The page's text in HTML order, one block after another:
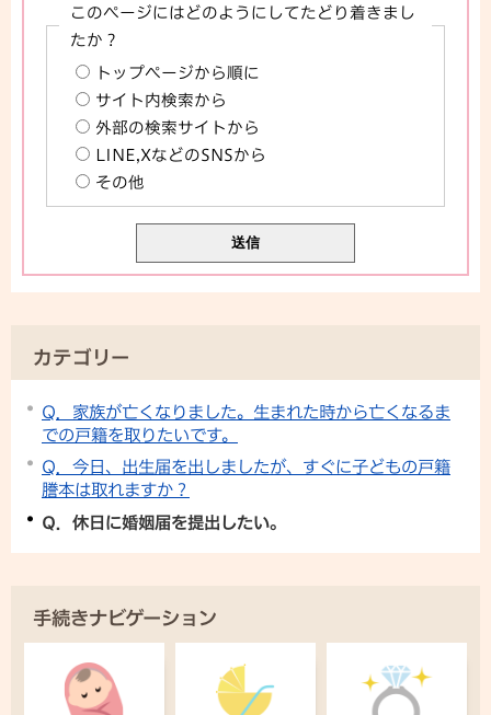
このページにはどのようにしてたどり着きまし
たか？
トップページから順に
サイト内検索から
外部の検索サイトから
LINE,XなどのSNSから
その他
カテゴリー
Q．家族が亡くなりました。生まれた時から亡くなるま
での戸籍を取りたいです。
Q．今日、出生届を出しましたが、すぐに子どもの戸籍
謄本は取れますか？
Q．休日に婚姻届を提出したい。
手続きナビゲーション